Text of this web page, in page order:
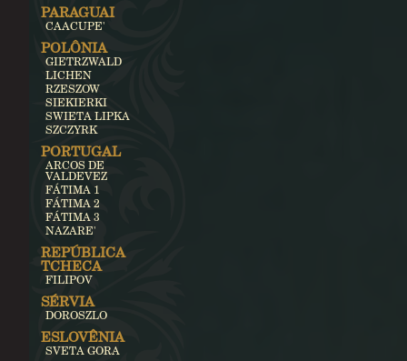
PARAGUAI
CAACUPE'
POLÔNIA
GIETRZWALD
LICHEN
RZESZOW
SIEKIERKI
SWIETA LIPKA
SZCZYRK
PORTUGAL
ARCOS DE
VALDEVEZ
FÁTIMA 1
FÁTIMA 2
FÁTIMA 3
NAZARE'
REPÚBLICA
TCHECA
FILIPOV
SÉRVIA
DOROSZLO
ESLOVÊNIA
SVETA GORA